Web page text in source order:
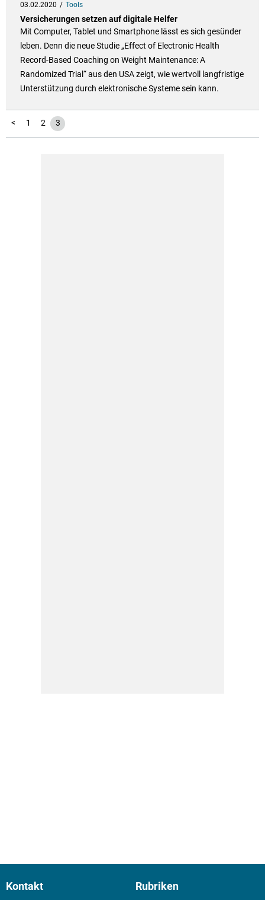
03.02.2020 Tools
Versicherungen setzen auf digitale Helfer
Mit Computer, Tablet und Smartphone lässt es sich gesünder
leben. Denn die neue Studie „Effect of Electronic Health
Record-Based Coaching on Weight Maintenance: A
Randomized Trial“ aus den USA zeigt, wie wertvoll langfristige
Unterstützung durch elektronische Systeme sein kann.
< 1 2 3
Kontakt Rubriken